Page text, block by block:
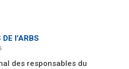
DE l’ARBS
des responsables du